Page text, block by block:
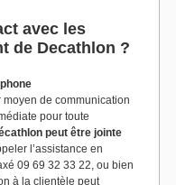
avec les
de Decathlon ?
moyen de communication
pour toute
peut être jointe
l’assistance en
09 69 32 33 22, ou bien
à la clientèle peut